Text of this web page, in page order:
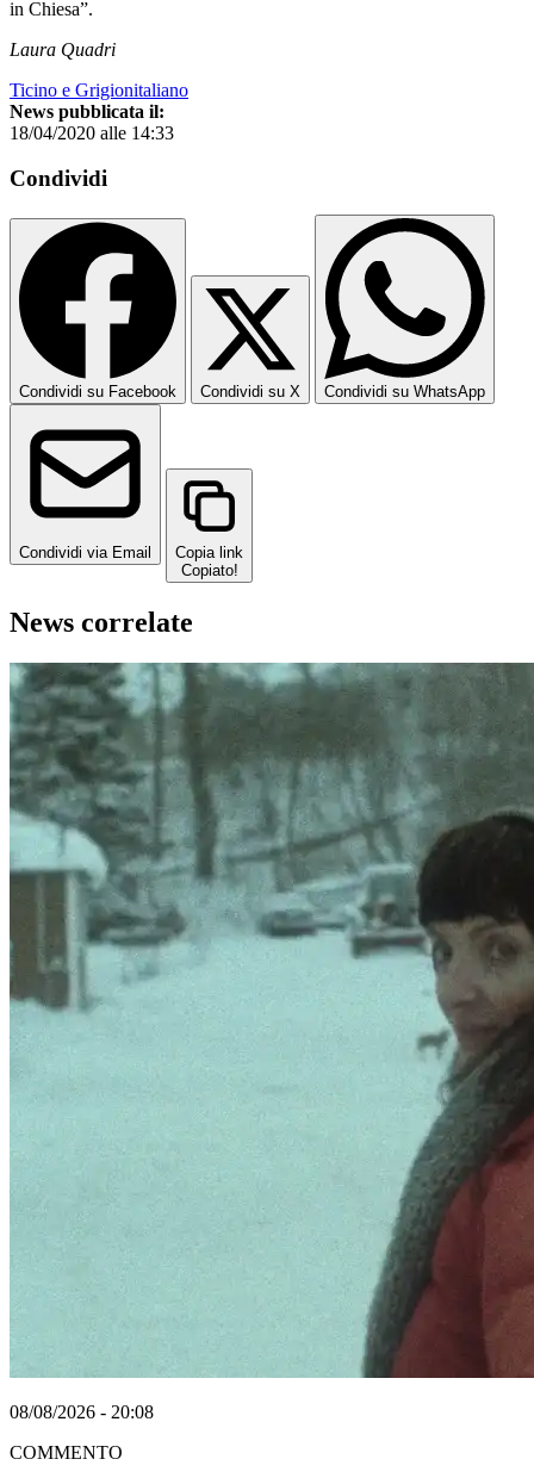
in Chiesa”.
Laura Quadri
Ticino e Grigionitaliano
News pubblicata il:
18/04/2020 alle 14:33
Condividi
Condividi su Facebook Condividi su X Condividi su WhatsApp
Condividi via Email
Copia link
Copiato!
News correlate
08/08/2026 - 20:08
COMMENTO